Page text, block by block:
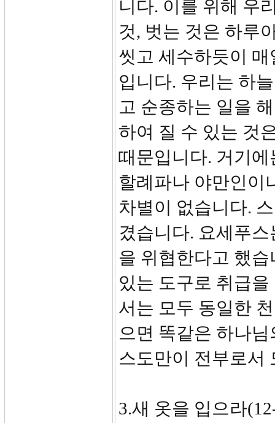
니다. 이를 위해 우
것, 벗는 것은 하루
씻고 세수하듯이
입니다. 우리는 하
고 순종하는 일을
하여 질 수 있는 것
때문입니다. 거기
할례파나 야만인이
차별이 없습니다.
겼습니다. 요세푸
을 위협한다고 했습
있는 도구로 취급
서는 모두 동일한
으면 똑같은 하나
스도만이 전부로서
3.새 옷을 입으라